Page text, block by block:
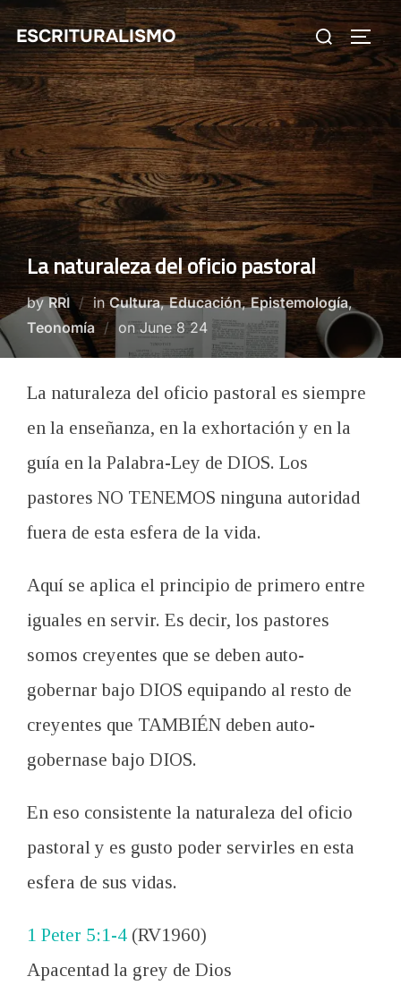
Skip
to
content
ESCRITURALISMO
Search
for:
La naturaleza del oficio pastoral
byRRI inCultura,Educación,Epistemología,
Teonomía
onPosted
on
June 8 24
La naturaleza del oficio pastoral es siempre
en la enseñanza, en la exhortación y en la
guía en la Palabra-Ley de DIOS. Los
pastores NO TENEMOS ninguna autoridad
fuera de esta esfera de la vida.
Aquí se aplica el principio de primero entre
iguales en servir. Es decir, los pastores
somos creyentes que se deben auto-
gobernar bajo DIOS equipando al resto de
creyentes que TAMBIÉN deben auto-
gobernase bajo DIOS.
En eso consistente la naturaleza del oficio
pastoral y es gusto poder servirles en esta
esfera de sus vidas.
1 Peter 5:1-4 (RV1960)
Apacentad la grey de Dios